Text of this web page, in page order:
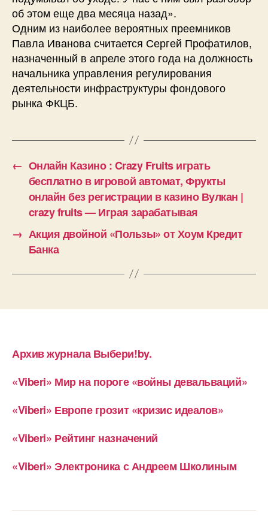
об этом еще два месяца назад».
Одним из наиболее вероятных преемников
Павла Иванова считается Сергей Профатилов,
назначенный в апреле этого года на должность
начальника управления регулирования
деятельности инфраструктуры фондового
рынка ФКЦБ.
← Онлайн Казино : Crazy Fruits играть
бесплатно в игровой автомат, Фрукты
онлайн без регистрации в казино Вулкан |
crazy fruits — Играя зарабатывая
→ Акция двойной «Пользы» от Хоум Кредит
Банка
Архив журнала Выбери!by.
«Viberi» Мир на пороге «войны девальваций»
«Viberi» Европе грозит «кризис идеалов»
«Viberi» Рейтинг назначений
«Viberi» Электроника с Андреем Школиным